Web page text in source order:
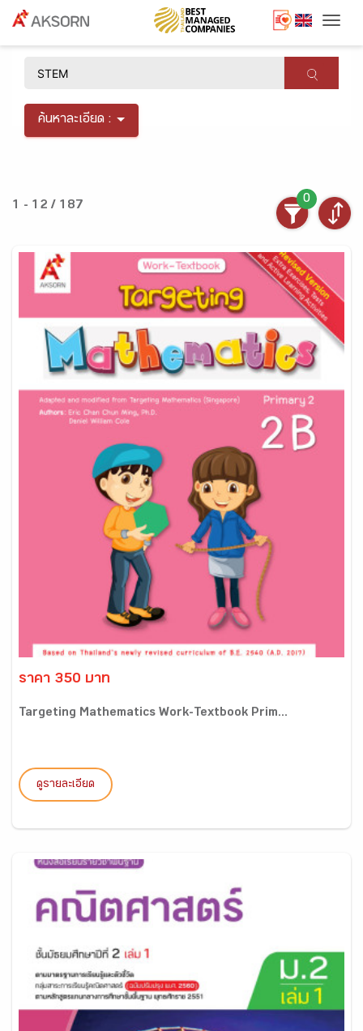
ค้นหาละเอียด :
1 - 12 / 187
0
ราคา 350 บาท
Targeting Mathematics Work-Textbook Prim...
ดูรายละเอียด